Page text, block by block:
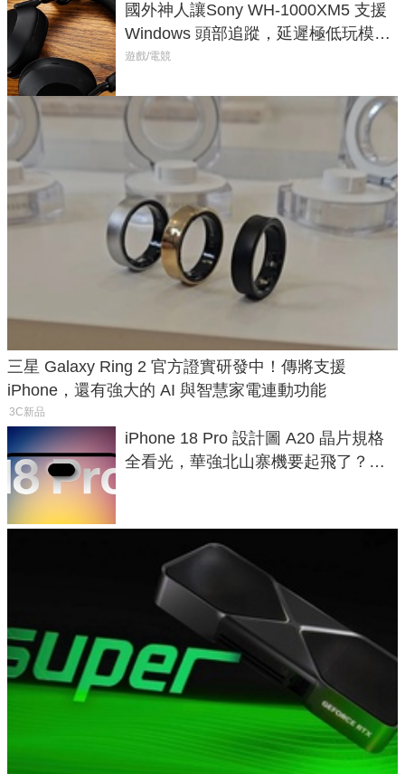
國外神人讓Sony WH-1000XM5 支援
Windows 頭部追蹤，延遲極低玩模擬
飛行超有感
遊戲/電競
三星 Galaxy Ring 2 官方證實研發中！傳將支援
iPhone，還有強大的 AI 與智慧家電連動功能
3C新品
iPhone 18 Pro 設計圖 A20 晶片規格
全看光，華強北山寨機要起飛了？專